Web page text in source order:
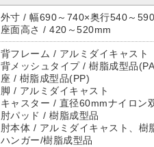
外寸 / 幅690～740×奥行540～
座面高さ / 420～520mm
背フレーム / アルミダイキャスト
背メッシュタイプ / 樹脂成型品
座 / 樹脂成型品(PP)
脚 / アルミダイキャスト
キャスター / 直径60mmナイロン
肘パッド / 樹脂成型品
肘本体 / アルミダイキャスト、樹
ハンガー/樹脂成型品